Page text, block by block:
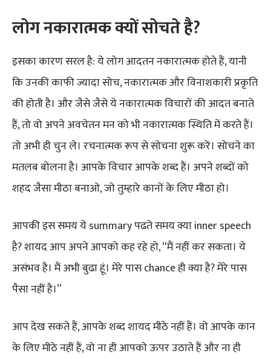
लोगनकारात्मकक्यों सोचते है?
इसका कारण सरल है: ये लोग आदतन नकारात्मक होते हैं, यानी
कि उनकी काफी ज्यादा सोच, नकारात्मक और विनाशकारी प्रकृति
की होती है। और जैसे जैसे ये नकारात्मक विचारों की आदत बनाते
हैं, तो वो अपने अवचेतन मन को भी नकारात्मक स्थिति में करते हैं।
तो अभी ही चुन ले। रचनात्मक रूप से सोचना शुरू करें। सोचने का
मतलब बोलना है। आपके विचार आपके शब्द हैं। अपने शब्दों को
शहद जैसा मीठा बनाओ, जो तुम्हारे कानों के लिए मीठा हो।
आपकी इस समय ये summary पढते समय क्या inner speech
है? शायद आप अपने आपको कह रहे हो, “मैं नहीं कर सकता। ये
असंभव है। मैं अभी बुढा हूं। मेरे पास chance ही क्या है? मेरे पास
पैसा नहीं है।”
आप देख सकते हैं, आपके शब्द शायद मीठे नहीं हैं। वो आपके कान
के लिए मीठे नहीं हैं, वो ना ही आपको ऊपर उठाते हैं और ना ही